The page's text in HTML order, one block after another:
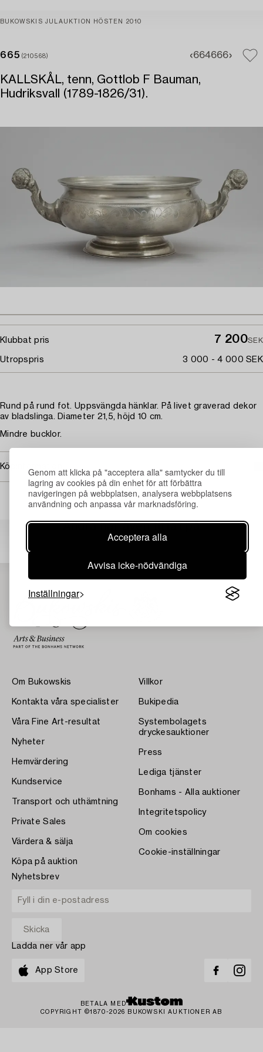
Genom att klicka på "acceptera alla" samtycker du till
lagring av cookies på din enhet för att förbättra
navigeringen på webbplatsen, analysera webbplatsens
användning och anpassa vår marknadsföring.
Acceptera alla
Avvisa icke-nödvändiga
Inställningar
BUKOWSKIS JULAUKTION HÖSTEN 2010
665 (210568) 664666
KALLSKÅL, tenn, Gottlob F Bauman,
Hudriksvall (1789-1826/31).
Klubbat pris 7 200SEK
Utropspris 3 000 - 4 000 SEK
Rund på rund fot. Uppsvängda hänklar. På livet graverad dekor
av bladslinga. Diameter 21,5, höjd 10 cm.
Mindre bucklor.
Köpinformation
Andra har även tittat på
Om Bukowskis
Kontakta våra specialister
Våra Fine Art-resultat
Nyheter
Hemvärdering
Kundservice
Transport och uthämtning
Private Sales
Värdera & sälja
Köpa på auktion
Villkor
Bukipedia
Systembolagets
dryckesauktioner
Press
Lediga tjänster
Bonhams - Alla auktioner
Integritetspolicy
Om cookies
Cookie-inställningar
Nyhetsbrev
Ladda ner vår app
App Store
BETALA MED
COPYRIGHT ©1870-2026 BUKOWSKI AUKTIONER AB